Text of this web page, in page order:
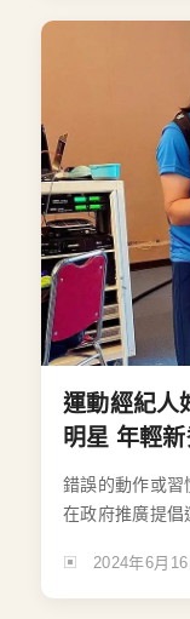
運動經紀人
明星 年輕
錯誤的動作或習
在政府推廣提倡
2024年6月16